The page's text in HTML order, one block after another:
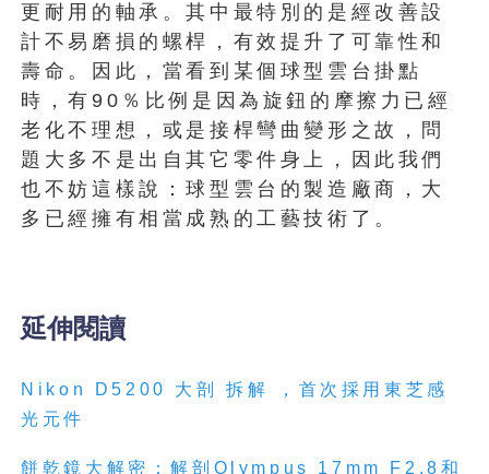
更耐用的軸承。其中最特別的是經改善設
計不易磨損的螺桿，有效提升了可靠性和
壽命。因此，當看到某個球型雲台掛點
時，有90％比例是因為旋鈕的摩擦力已經
老化不理想，或是接桿彎曲變形之故，問
題大多不是出自其它零件身上，因此我們
也不妨這樣說：球型雲台的製造廠商，大
多已經擁有相當成熟的工藝技術了。
延伸閱讀
Nikon D5200 大剖拆 解
，首次採用東芝感
光元件
餅乾鏡大 解 密：解剖Olympus 17mm F2.8和